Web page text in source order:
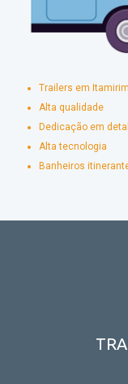
Trailers em
Alta qualidade
Dedicação em
Alta tecnologia
Banheiros